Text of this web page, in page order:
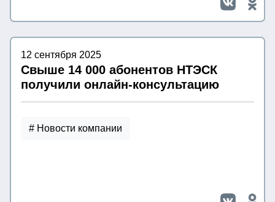
12 сентября 2025
Свыше 14 000 абонентов НТЭСК
получили онлайн-консультацию
# Новости компании